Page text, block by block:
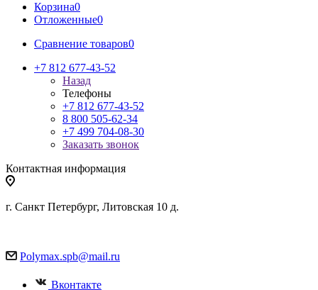
Корзина0
Отложенные0
Сравнение товаров0
+7 812 677-43-52
Назад
Телефоны
+7 812 677-43-52
8 800 505-62-34
+7 499 704-08-30
Заказать звонок
Контактная информация
г. Санкт Петербург, Литовская 10 д.
Polymax.spb@mail.ru
Вконтакте